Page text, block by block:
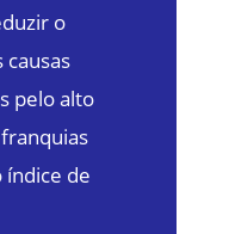
o
pelo alto
índice de